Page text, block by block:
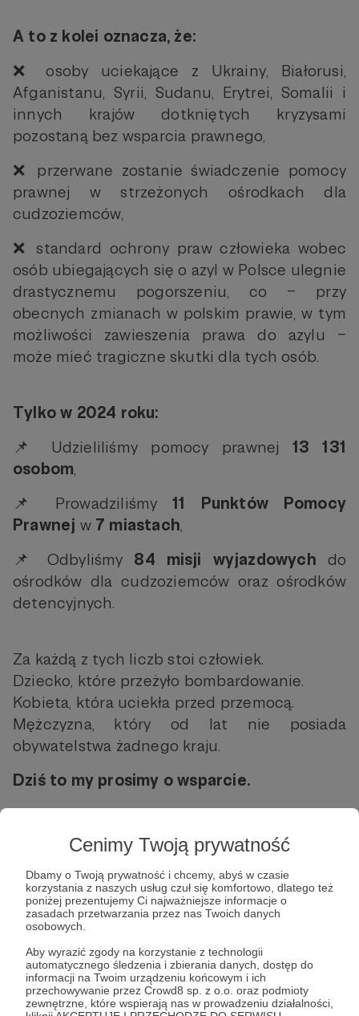
Cenimy Twoją prywatność
Dbamy o Twoją prywatność i chcemy, abyś w czasie
korzystania z naszych usług czuł się komfortowo, dlatego też
poniżej prezentujemy Ci najważniejsze informacje o
zasadach przetwarzania przez nas Twoich danych
osobowych.
Aby wyrazić zgody na korzystanie z technologii
automatycznego śledzenia i zbierania danych, dostęp do
informacji na Twoim urządzeniu końcowym i ich
przechowywanie przez Crowd8 sp. z o.o. oraz podmioty
zewnętrzne, które wspierają nas w prowadzeniu działalności,
A to z kolei oznacza, że:
❌ osoby uciekające z Ukrainy, Białorusi,
Afganistanu, Syrii, Sudanu, Erytrei, Somalii i
innych krajów dotkniętych kryzysami
pozostaną bez wsparcia prawnego,
❌ przerwane zostanie świadczenie pomocy
prawnej w strzeżonych ośrodkach dla
cudzoziemców,
❌ standard ochrony praw człowieka wobec
osób ubiegających się o azyl w Polsce ulegnie
drastycznemu pogorszeniu, co – przy
obecnych zmianach w polskim prawie, w tym
możliwości zawieszenia prawa do azylu –
może mieć tragiczne skutki dla tych osób.
Tylko w 2024 roku:
📌 Udzieliliśmy pomocy prawnej 13 131
osobom,
📌 Prowadziliśmy11 Punktów Pomocy
Prawnej w 7 miastach,
📌 Odbyliśmy 84 misji wyjazdowych do
ośrodków dla cudzoziemców oraz ośrodków
detencyjnych.
Za każdą z tych liczb stoi człowiek.
Dziecko, które przeżyło bombardowanie.
Kobieta, która uciekła przed przemocą.
Mężczyzna, który od lat nie posiada
obywatelstwa żadnego kraju.
Dziś to my prosimy o wsparcie.
Co możesz zrobić?
🧡Przekaż darowiznę– każda złotówka ma
znaczenie! Możesz to zrobić przez zrzutka.pl,
zapisać się na comiesięczne wsparcie przez
Patronite albo wykonaćprzelew na nasze
konto.